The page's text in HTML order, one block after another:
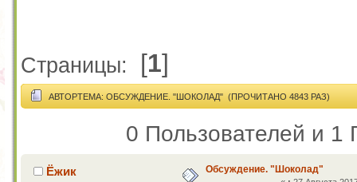
Страницы: [1]
АВТОРТЕМА: ОБСУЖДЕНИЕ. "ШОКОЛАД" (ПРОЧИТАНО 4843 РАЗ)
0 Пользователей и 1
Ёжик Обсуждение. "Шоколад"